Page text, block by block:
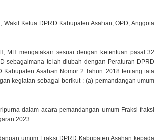
Ketua DPRD Kabupaten Asahan, OPD, Anggota
MH mengatakan sesuai dengan ketentuan pasal 32
sebagaimana telah diubah dengan Peraturan DPRD
Asahan Nomor 2 Tahun 2018 tentang tata
kegiatan sebagai berikut : (a) pemandangan umum
dalam acara pemandangan umum Fraksi-fraksi
2023.